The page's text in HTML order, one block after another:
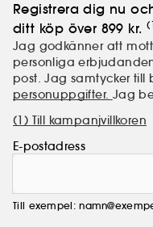
Registrera dig nu
ditt köp över 899 kr.
Jag godkänner att
personliga
post. Jag samtycker
personuppgifter. Jag
(1) Till kampanjvillkoren
E-postadress
Till exempel: